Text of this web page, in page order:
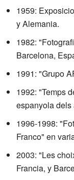
1959:
y Alemania.
1982:
Barcelona,
1991: "Grupo
1992: "Temps
espanyola dels
1996-1998:
Franco" en
2003: "Les
Francia, y